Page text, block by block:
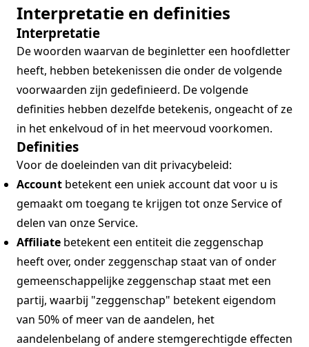
Interpretatie en definities
Interpretatie
De woorden waarvan de beginletter een hoofdletter
heeft, hebben betekenissen die onder de volgende
voorwaarden zijn gedefinieerd. De volgende
definities hebben dezelfde betekenis, ongeacht of ze
in het enkelvoud of in het meervoud voorkomen.
Definities
Voor de doeleinden van dit privacybeleid:
Account betekent een uniek account dat voor u is
gemaakt om toegang te krijgen tot onze Service of
delen van onze Service.
Affiliate betekent een entiteit die zeggenschap
heeft over, onder zeggenschap staat van of onder
gemeenschappelijke zeggenschap staat met een
partij, waarbij "zeggenschap" betekent eigendom
van 50% of meer van de aandelen, het
aandelenbelang of andere stemgerechtigde effecten